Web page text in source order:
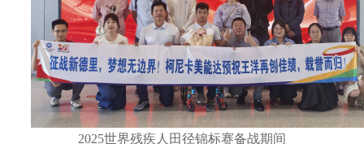
2025世界残疾人田径锦标赛备战期间